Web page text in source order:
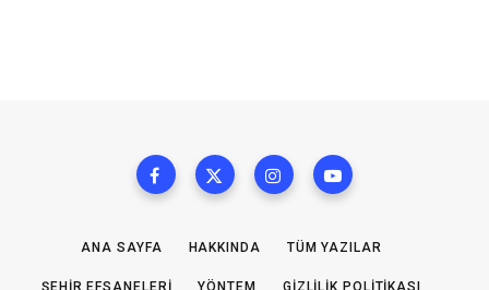
ANA SAYFA HAKKINDA TÜM YAZILAR
ŞEHIR EFSANELERI YÖNTEM GIZLILIK POLITIKASI